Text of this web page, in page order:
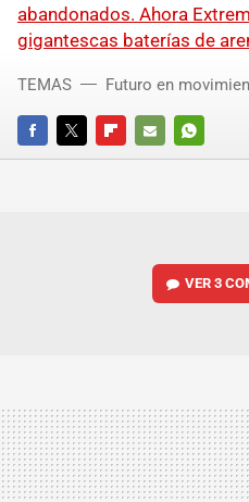
abandonados. Ahora
gigantescas baterías de
FACEBOOKTWITTERFLIPBOARD
E-
WHATSAPP
TEMAS Futuro en
VER3